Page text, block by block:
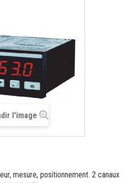
l'image
mesure, positionnement. 2 canaux